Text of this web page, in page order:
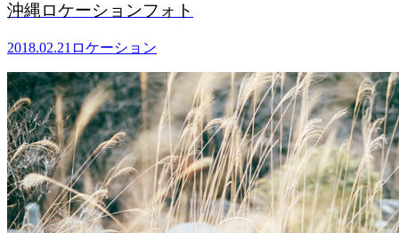
沖縄ロケーションフォト
2018.02.21 ロケーション